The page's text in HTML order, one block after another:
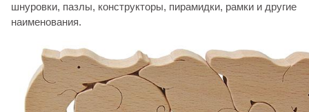
шнуровки, пазлы, конструкторы, пирамидки, рамки и другие
наименования.